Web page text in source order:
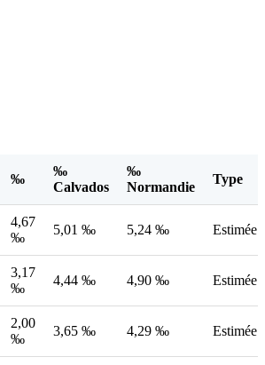
‰
‰
Calvados
‰
Normandie
Type
4,67
‰
5,01 ‰ 5,24 ‰ Estimée
3,17
‰
4,44 ‰ 4,90 ‰ Estimée
2,00
‰
3,65 ‰ 4,29 ‰ Estimée